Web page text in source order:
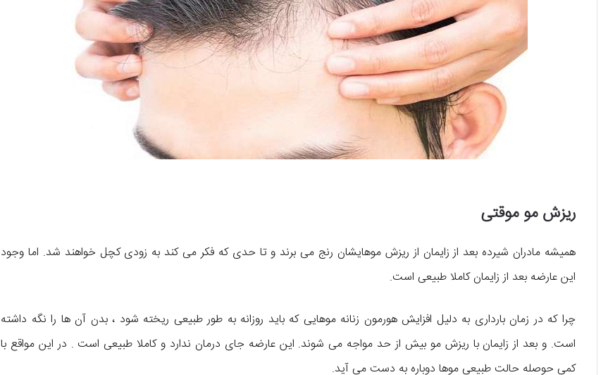
ریزش مو موقتی
همیشه مادران شیرده بعد از زایمان از ریزش موهایشان رنج می برند و تا حدی که فکر می کند به زودی کچل خواهند شد. اما وجود
این عارضه بعد از زایمان کاملا طبیعی است.
چرا که در زمان بارداری به دلیل افزایش هورمون زنانه موهایی که باید روزانه به طور طبیعی ریخته شود ، بدن آن ها را نگه داشته
است. و بعد از زایمان با ریزش مو بیش از حد مواجه می شوند. این عارضه جای درمان ندارد و کاملا طبیعی است . در این مواقع با
کمی حوصله حالت طبیعی موها دوباره به دست می آید.